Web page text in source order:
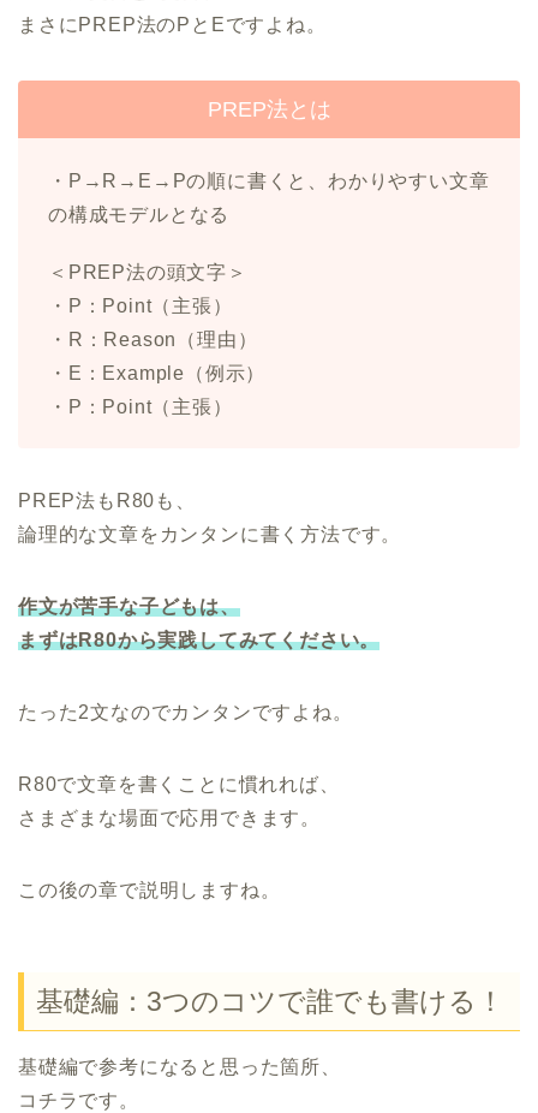
まさにPREP法のPとEですよね。
PREP法とは
・P→R→E→Pの順に書くと、わかりやすい文章
の構成モデルとなる
＜PREP法の頭文字＞
・P：Point（主張）
・R：Reason（理由）
・E：Example（例示）
・P：Point（主張）
PREP法もR80も、
論理的な文章をカンタンに書く方法です。
作文が苦手な子どもは、
まずはR80から実践してみてください。
たった2文なのでカンタンですよね。
R80で文章を書くことに慣れれば、
さまざまな場面で応用できます。
この後の章で説明しますね。
基礎編：3つのコツで誰でも書ける！
基礎編で参考になると思った箇所、
コチラです。